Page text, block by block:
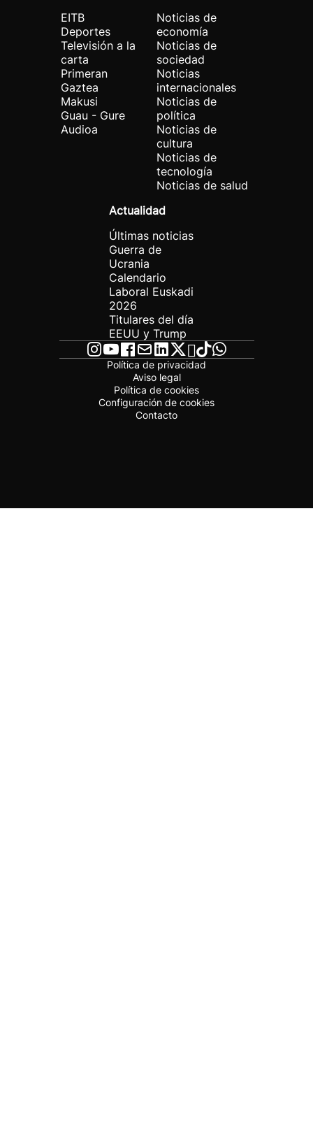
EITB
Deportes
Televisión a la
carta
Primeran
Gaztea
Makusi
Guau - Gure
Audioa
Noticias de
economía
Noticias de
sociedad
Noticias
internacionales
Noticias de
política
Noticias de
cultura
Noticias de
tecnología
Noticias de salud
Actualidad
Últimas noticias
Guerra de
Ucrania
Calendario
Laboral Euskadi
2026
Titulares del día
EEUU y Trump
Política de privacidad
Aviso legal
Política de cookies
Configuración de cookies
Contacto